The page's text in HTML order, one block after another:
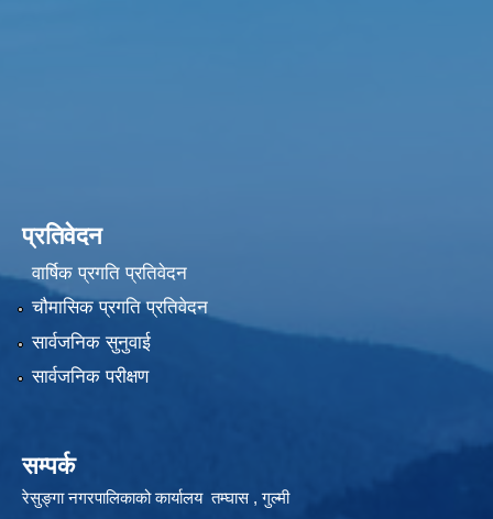
प्रतिवेदन
वार्षिक प्रगति प्रतिवेदन
चौमासिक प्रगति प्रतिवेदन
सार्वजनिक सुनुवाई
सार्वजनिक परीक्षण
सम्पर्क
रेसुङ्गा नगरपालिकाको कार्यालय तम्घास , गुल्मी